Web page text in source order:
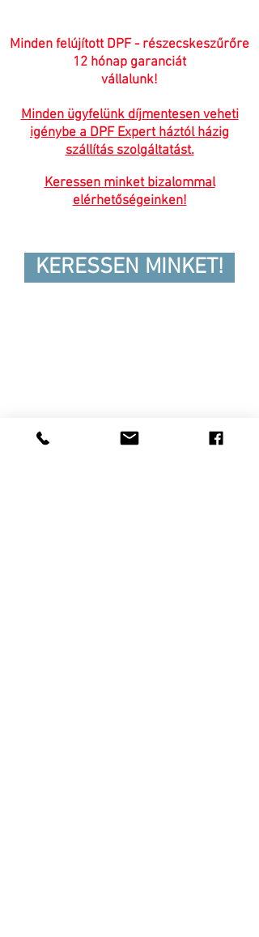
Minden felújított DPF - részecskeszűrőre
12 hónap garanciát
vállalunk!
Minden ügyfelünk díjmentesen veheti
igénybe a DPF Expert háztól házig
szállítás szolgáltatást.
Keressen minket bizalommal
elérhetőségeinken!
KERESSEN MINKET!